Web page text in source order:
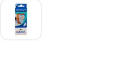
image
View larger image